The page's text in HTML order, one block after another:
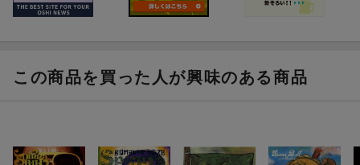
この商品を買った人が興味のある商品